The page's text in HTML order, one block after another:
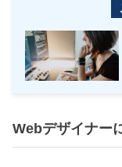
Webデザイナー